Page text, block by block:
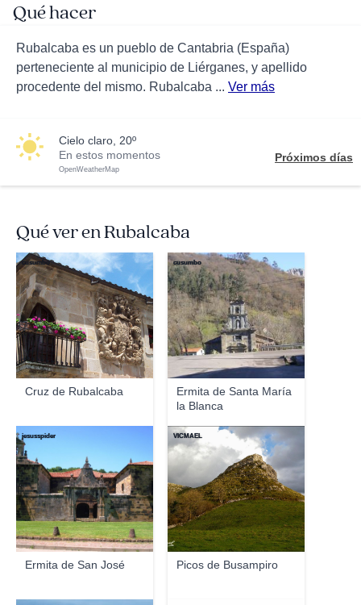
Qué hacer
Rubalcaba es un pueblo de Cantabria (España)
perteneciente al municipio de Liérganes, y apellido
procedente del mismo. Rubalcaba ... Ver más
cielo claro, 20º
En estos momentos
OpenWeatherMap
Próximos días
Qué ver en Rubalcaba
Cruz de Rubalcaba
cusumbo
Ermita de Santa María
la Blanca
cusumbo
Ermita de San José
jesusspider
Picos de Busampiro
VICMAEL